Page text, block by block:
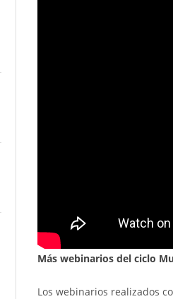
Más webinarios del ciclo
Los webinarios realizados